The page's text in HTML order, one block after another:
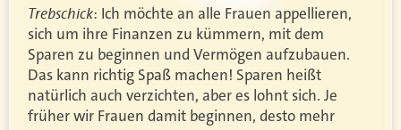
Trebschick: Ich möchte an alle Frauen appellieren,
sich um ihre Finanzen zu kümmern, mit dem
Sparen zu beginnen und Vermögen aufzubauen.
Das kann richtig Spaß machen! Sparen heißt
natürlich auch verzichten, aber es lohnt sich. Je
früher wir Frauen damit beginnen, desto mehr